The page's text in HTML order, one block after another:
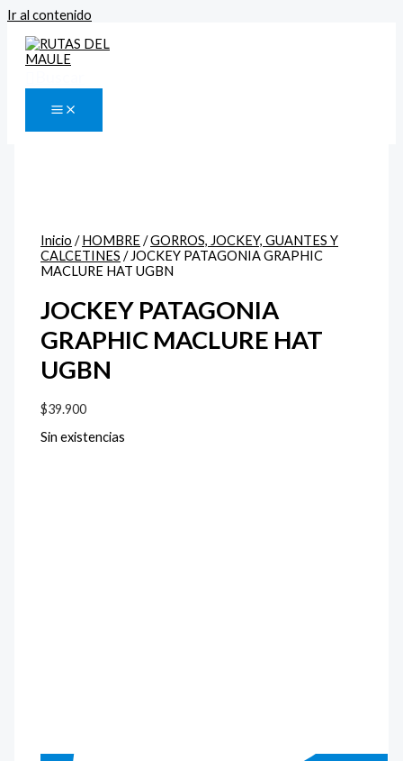
Ir al contenido
Inicio /HOMBRE/GORROS, JOCKEY, GUANTES Y
CALCETINES / JOCKEY PATAGONIA GRAPHIC
MACLURE HAT UGBN
JOCKEY PATAGONIA
GRAPHIC MACLURE HAT
UGBN
$39.900
Sin existencias